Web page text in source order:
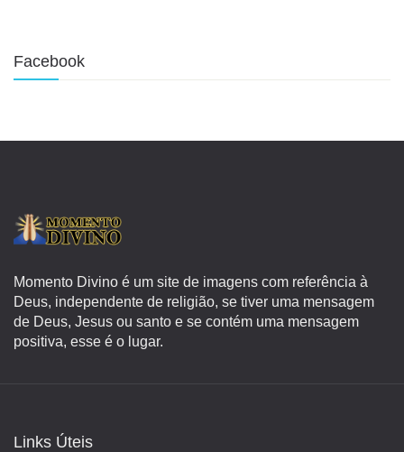
Facebook
Momento Divino é um site de imagens com referência à
Deus, independente de religião, se tiver uma mensagem
de Deus, Jesus ou santo e se contém uma mensagem
positiva, esse é o lugar.
Links Úteis